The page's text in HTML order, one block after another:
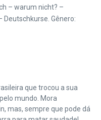
– warum nicht? –
Deutschkurse. Gênero:
que trocou a sua
mundo. Mora
mas, sempre que pode dá